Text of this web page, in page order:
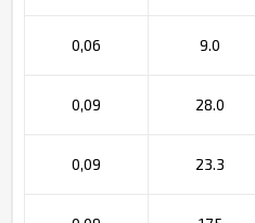
0,06 9.0
0,09 28.0
0,09 23.3